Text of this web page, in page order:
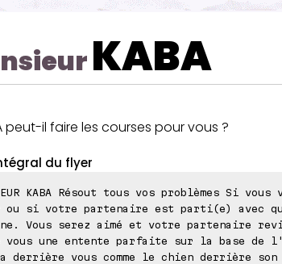
KABA
peut-il faire les courses pour vous ?
du flyer
KABA Résout tous vos problèmes Si
ou si votre partenaire est parti(e) avec
Vous serez aimé et votre partenaire
vous une entente parfaite sur la base de
derrière vous comme le chien derrière son